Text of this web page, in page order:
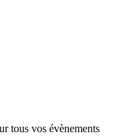
tous vos évènements